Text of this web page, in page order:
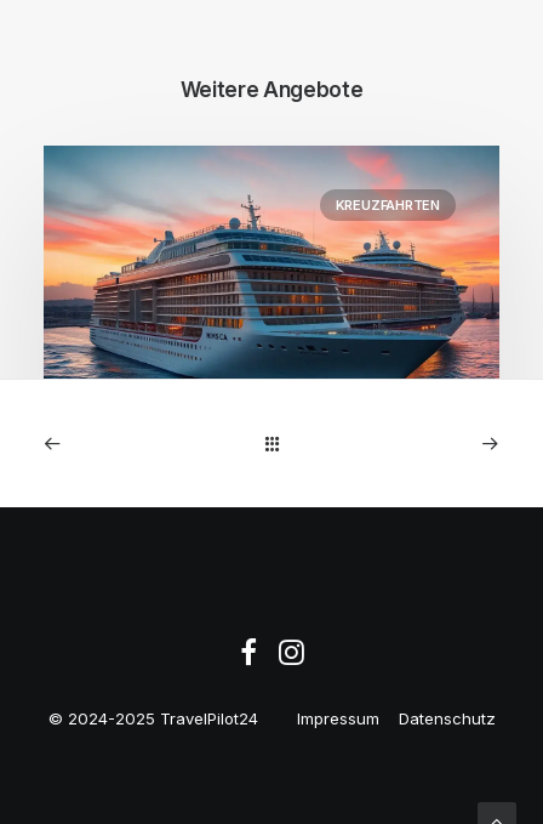
Weitere Angebote
KREUZFAHRTEN
1. Januar 2026
© 2024-2025 TravelPilot24 Impressum Datenschutz